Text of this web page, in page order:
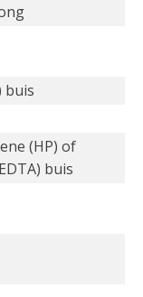
buis
(HP) of
buis